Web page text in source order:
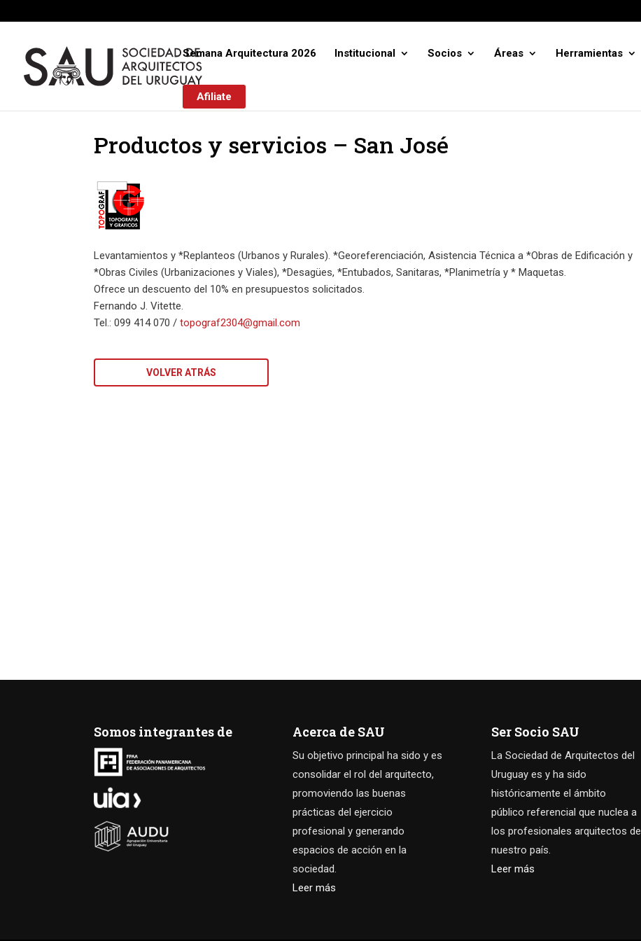
Semana Arquitectura 2026 Institucional Socios Áreas Herramientas
Afiliate
Productos y servicios – San José
Levantamientos y *Replanteos (Urbanos y Rurales). *Georeferenciación, Asistencia Técnica a *Obras de Edificación y
*Obras Civiles (Urbanizaciones y Viales), *Desagües, *Entubados, Sanitaras, *Planimetría y * Maquetas.
Ofrece un descuento del 10% en presupuestos solicitados.
Fernando J. Vitette.
Tel.: 099 414 070 /topograf2304@gmail.com
VOLVER ATRÁS
Somos integrantes de Acerca de SAU
Su objetivo principal ha sido y es
consolidar el rol del arquitecto,
promoviendo las buenas
prácticas del ejercicio
profesional y generando
espacios de acción en la
sociedad.
Leer más
Ser Socio SAU
La Sociedad de Arquitectos del
Uruguay es y ha sido
históricamente el ámbito
público referencial que nuclea a
los profesionales arquitectos de
nuestro país.
Leer más